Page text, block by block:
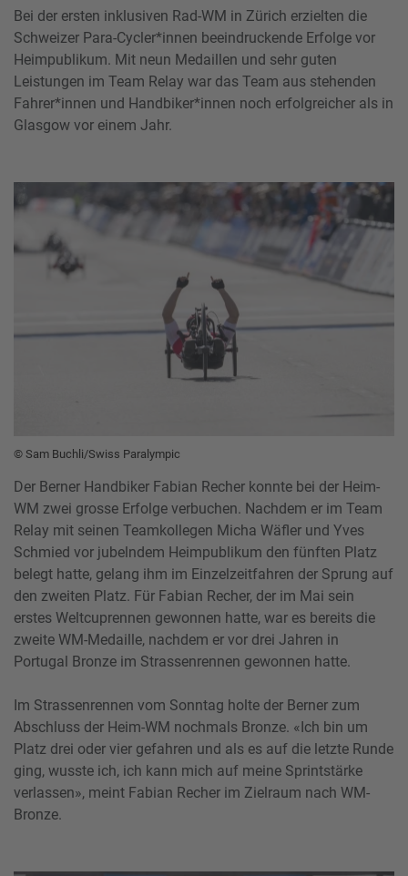
Bei der ersten inklusiven Rad-WM in Zürich erzielten die
Schweizer Para-Cycler*innen beeindruckende Erfolge vor
Heimpublikum. Mit neun Medaillen und sehr guten
Leistungen im Team Relay war das Team aus stehenden
Fahrer*innen und Handbiker*innen noch erfolgreicher als in
Glasgow vor einem Jahr.
© Sam Buchli/Swiss Paralympic
Der Berner Handbiker Fabian Recher konnte bei der Heim-
WM zwei grosse Erfolge verbuchen. Nachdem er im Team
Relay mit seinen Teamkollegen Micha Wäfler und Yves
Schmied vor jubelndem Heimpublikum den fünften Platz
belegt hatte, gelang ihm im Einzelzeitfahren der Sprung auf
den zweiten Platz. Für Fabian Recher, der im Mai sein
erstes Weltcuprennen gewonnen hatte, war es bereits die
zweite WM-Medaille, nachdem er vor drei Jahren in
Portugal Bronze im Strassenrennen gewonnen hatte.
Im Strassenrennen vom Sonntag holte der Berner zum
Abschluss der Heim-WM nochmals Bronze. «Ich bin um
Platz drei oder vier gefahren und als es auf die letzte Runde
ging, wusste ich, ich kann mich auf meine Sprintstärke
verlassen», meint Fabian Recher im Zielraum nach WM-
Bronze.